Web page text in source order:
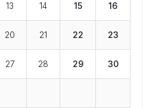
13 14 15 16
20 21 22 23
27 28 29 30